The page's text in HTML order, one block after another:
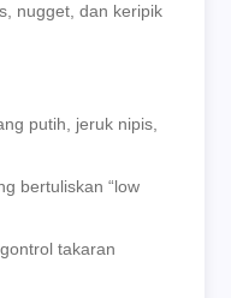
nugget, dan keripik
putih, jeruk nipis,
bertuliskan “low
takaran